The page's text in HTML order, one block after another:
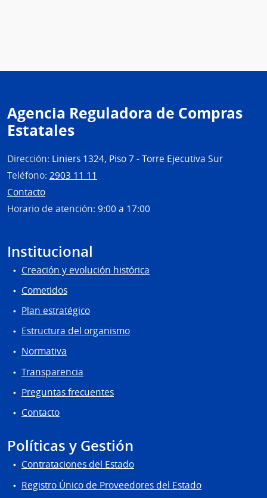
Agencia Reguladora de Compras
Estatales
Dirección: Liniers 1324, Piso 7 - Torre Ejecutiva Sur
Teléfono: 2903 11 11
Contacto
Horario de atención: 9:00 a 17:00
Institucional
Creación y evolución histórica
Cometidos
Plan estratégico
Estructura del organismo
Normativa
Transparencia
Preguntas frecuentes
Contacto
Políticas y Gestión
Contrataciones del Estado
Registro Único de Proveedores del Estado